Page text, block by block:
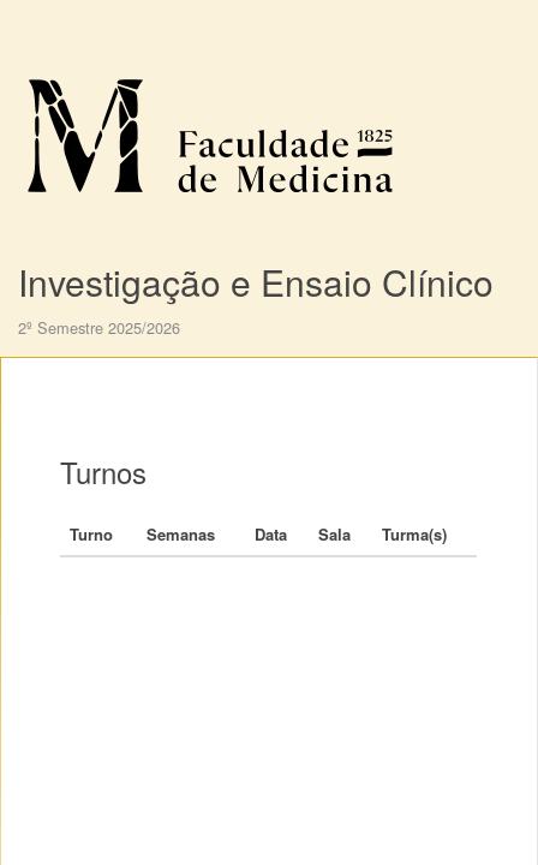
Investigação e Ensaio Clínico
2º Semestre 2025/2026
Turnos
Turno Semanas Data Sala Turma(s)